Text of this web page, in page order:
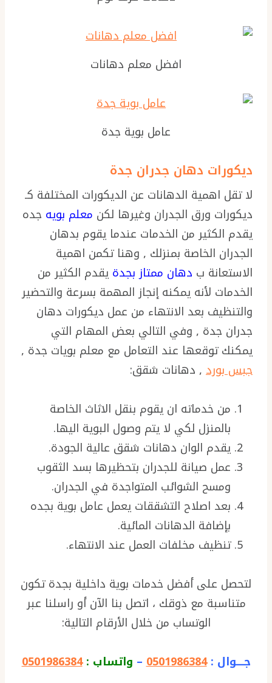
افضل معلم دهانات
عامل بوية جدة
ديكورات دهان جدران جدة
لا تقل اهمية الدهانات عن الديكورات المختلفة كـ
ديكورات ورق الجدران وغيرها لكن معلم بويه جده
يقدم الكثير من الخدمات عندما يقوم بدهان
الجدران الخاصة بمنزلك , وهنا تكمن اهمية
الاستعانة ب دهان ممتاز بجدة يقدم الكثير من
الخدمات لأنه يمكنه إنجاز المهمة بسرعة والتحضير
والتنظيف بعد الانتهاء من عمل ديكورات دهان
جدران جدة , وفي التالي بعض المهام التي
يمكنك توقعها عند التعامل مع معلم بويات جدة ,
جبس بورد , دهانات شقق:
من خدماته ان يقوم بنقل الاثاث الخاصة
بالمنزل لكي لا يتم وصول البوية اليها.
يقدم الوان دهانات شقق عالية الجودة.
عمل صيانة للجدران بتحظيرها بسد الثقوب
ومسح الشوائب المتواجدة في الجدران.
بعد اصلاح التشققات يعمل عامل بوية بجده
بإضافة الدهانات المائية.
تنظيف مخلفات العمل عند الانتهاء.
لتحصل على أفضل خدمات بوية داخلية بجدة تكون
متناسبة مع ذوقك ، اتصل بنا الآن أو راسلنا عبر
الوتساب من خلال الأرقام التالية:
جــــوال :0501986384
– واتساب :0501986384